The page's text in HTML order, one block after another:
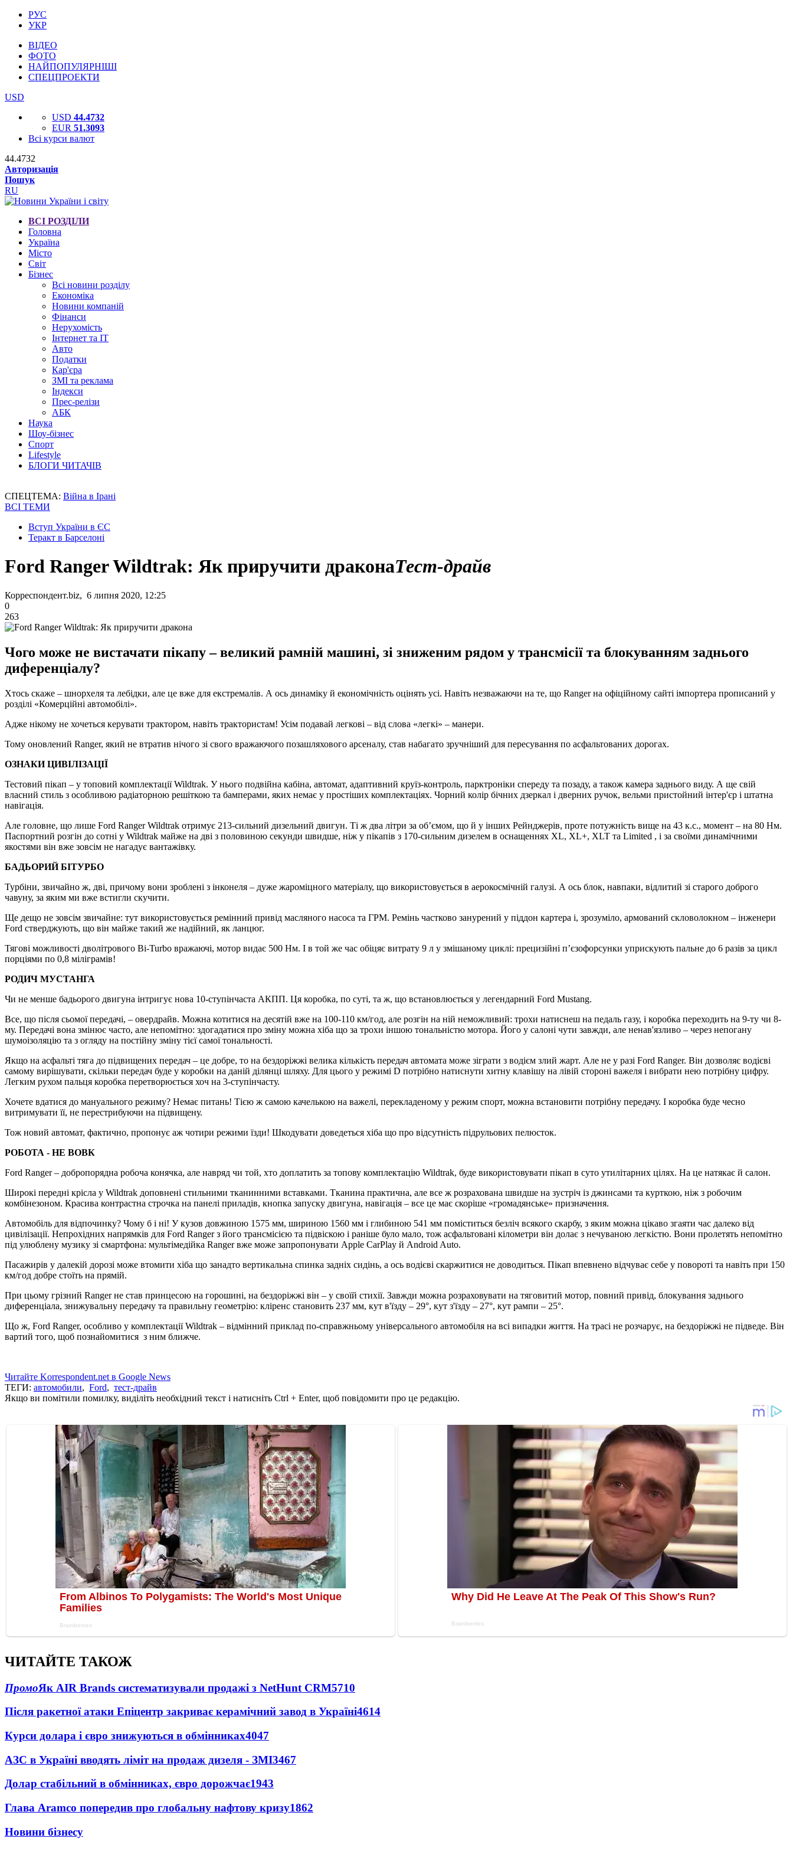
РУС
УКР
ВІДЕО
ФОТО
НАЙПОПУЛЯРНІШІ
СПЕЦПРОЕКТИ
USD
USD 44.4732
EUR 51.3093
Всі курси валют
44.4732
Авторизація
Пошук
RU
ВСІ РОЗДІЛИ
Головна
Україна
Місто
Світ
Бізнес
Всі новини розділу
Економіка
Новини компаній
Фінанси
Нерухомість
Інтернет та IT
Авто
Податки
Кар'єра
ЗМІ та реклама
Індекси
Прес-релізи
АБК
Наука
Шоу-бізнес
Спорт
Lifestyle
БЛОГИ ЧИТАЧІВ
СПЕЦТЕМА: Війна в Ірані
ВСІ ТЕМИ
Вступ України в ЄС
Теракт в Барселоні
Ford Ranger Wildtrak: Як приручити драконаТест-драйв
Корреспондент.biz, 6 липня 2020, 12:25
0
263
Чого може не вистачати пікапу – великий рамній машині, зі зниженим рядом у трансмісії та блокуванням заднього
диференціалу?
Хтось скаже – шнорхеля та лебідки, але це вже для екстремалів. А ось динаміку й економічність оцінять усі. Навіть незважаючи на те, що Ranger на офіційному сайті імпортера прописаний у
розділі «Комерційні автомобілі».
Адже нікому не хочеться керувати трактором, навіть трактористам! Усім подавай легкові – від слова «легкі» – манери.
Тому оновлений Ranger, який не втратив нічого зі свого вражаючого позашляхового арсеналу, став набагато зручніший для пересування по асфальтованих дорогах.
ОЗНАКИ ЦИВІЛІЗАЦІЇ
Тестовий пікап – у топовий комплектації Wildtrak. У нього подвійна кабіна, автомат, адаптивний круїз-контроль, парктроніки спереду та позаду, а також камера заднього виду. А ще свій
власний стиль з особливою радіаторною решіткою та бамперами, яких немає у простіших комплектаціях. Чорний колір бічних дзеркал і дверних ручок, вельми пристойний інтер'єр і штатна
навігація.
Але головне, що лише Ford Ranger Wildtrak отримує 213-сильний дизельний двигун. Ті ж два літри за об’ємом, що й у інших Рейнджерів, проте потужність вище на 43 к.с., момент – на 80 Нм.
Паспортний розгін до сотні у Wildtrak майже на дві з половиною секунди швидше, ніж у пікапів з 170-сильним дизелем в оснащеннях XL, XL+, XLT та Limited , і за своїми динамічними
якостями він вже зовсім не нагадує вантажівку.
БАДЬОРИЙ БІТУРБО
Турбіни, звичайно ж, дві, причому вони зроблені з інконеля – дуже жароміцного матеріалу, що використовується в аерокосмічній галузі. А ось блок, навпаки, відлитий зі старого доброго
чавуну, за яким ми вже встигли скучити.
Ще дещо не зовсім звичайне: тут використовується ремінний привід масляного насоса та ГРМ. Ремінь частково занурений у піддон картера і, зрозуміло, армований скловолокном – інженери
Ford стверджують, що він майже такий же надійний, як ланцюг.
Тягові можливості дволітрового Bi-Turbo вражаючі, мотор видає 500 Нм. І в той же час обіцяє витрату 9 л у змішаному циклі: прецизійні п’єзофорсунки уприскують пальне до 6 разів за цикл
порціями по 0,8 міліграмів!
РОДИЧ МУСТАНГА
Чи не менше бадьорого двигуна інтригує нова 10-ступінчаста АКПП. Ця коробка, по суті, та ж, що встановлюється у легендарний Ford Mustang.
Все, що після сьомої передачі, – овердрайв. Можна котитися на десятій вже на 100-110 км/год, але розгін на ній неможливий: трохи натиснеш на педаль газу, і коробка переходить на 9-ту чи 8-
му. Передачі вона змінює часто, але непомітно: здогадатися про зміну можна хіба що за трохи іншою тональністю мотора. Його у салоні чути завжди, але ненав'язливо – через непогану
шумоізоляцію та з огляду на постійну зміну тієї самої тональності.
Якщо на асфальті тяга до підвищених передач – це добре, то на бездоріжжі велика кількість передач автомата може зіграти з водієм злий жарт. Але не у разі Ford Ranger. Він дозволяє водієві
самому вирішувати, скільки передач буде у коробки на даній ділянці шляху. Для цього у режимі D потрібно натиснути хитну клавішу на лівій стороні важеля і вибрати нею потрібну цифру.
Легким рухом пальця коробка перетворюється хоч на 3-ступінчасту.
Хочете вдатися до мануального режиму? Немає питань! Тією ж самою качелькою на важелі, перекладеному у режим спорт, можна встановити потрібну передачу. І коробка буде чесно
витримувати її, не перестрибуючи на підвищену.
Тож новий автомат, фактично, пропонує аж чотири режими їзди! Шкодувати доведеться хіба що про відсутність підрульових пелюсток.
РОБОТА - НЕ ВОВК
Ford Ranger – добропорядна робоча конячка, але навряд чи той, хто доплатить за топову комплектацію Wildtrak, буде використовувати пікап в суто утилітарних цілях. На це натякає й салон.
Широкі передні крісла у Wildtrak доповнені стильними тканинними вставками. Тканина практична, але все ж розрахована швидше на зустріч із джинсами та курткою, ніж з робочим
комбінезоном. Красива контрастна строчка на панелі приладів, кнопка запуску двигуна, навігація – все це має скоріше «громадянське» призначення.
Автомобіль для відпочинку? Чому б і ні! У кузов довжиною 1575 мм, шириною 1560 мм і глибиною 541 мм поміститься безліч всякого скарбу, з яким можна цікаво згаяти час далеко від
цивілізації. Непрохідних напрямків для Ford Ranger з його трансмісією та підвіскою і раніше було мало, тож асфальтовані кілометри він долає з нечуваною легкістю. Вони пролетять непомітно
під улюблену музику зі смартфона: мультімедійка Ranger вже може запропонувати Apple CarPlay й Android Auto.
Пасажирів у далекій дорозі може втомити хіба що занадто вертикальна спинка задніх сидінь, а ось водієві скаржитися не доводиться. Пiкап впевнено вiдчуває себе у поворотi та навіть при 150
км/год добре стоїть на прямій.
При цьому грізний Ranger не став принцесою на горошині, на бездоріжжі він – у своїй стихії. Завжди можна розраховувати на тяговитий мотор, повний привід, блокування заднього
диференціала, знижувальну передачу та правильну геометрію: кліренс становить 237 мм, кут в'їзду – 29°, кут з'їзду – 27°, кут рампи – 25°.
Що ж, Ford Ranger, особливо у комплектації Wildtrak – відмінний приклад по-справжньому універсального автомобіля на всі випадки життя. На трасі не розчарує, на бездоріжжі не підведе. Він
вартий того, щоб познайомитися з ним ближче.
Читайте Korrespondent.net в Google News
ТЕГИ: автомобили, Ford, тест-драйв
Якщо ви помітили помилку, виділіть необхідний текст і натисніть Ctrl + Enter, щоб повідомити про це редакцію.
ЧИТАЙТЕ ТАКОЖ
ПромоЯк AIR Brands систематизували продажі з NetHunt CRM5710
Після ракетної атаки Епіцентр закриває керамічний завод в Україні4614
Курси долара і євро знижуються в обмінниках4047
АЗС в Україні вводять ліміт на продаж дизеля - ЗМІ3467
Долар стабільний в обмінниках, євро дорожчає1943
Глава Aramco попередив про глобальну нафтову кризу1862
Новини бізнесу